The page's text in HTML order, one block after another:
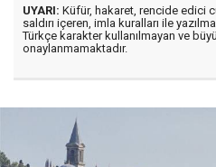
UYARI: Küfür, hakaret, rencide edici
saldırı içeren, imla kuralları ile
Türkçe karakter kullanılmayan ve
onaylanmamaktadır.